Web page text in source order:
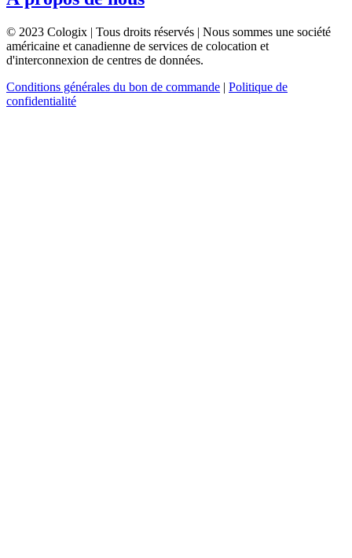
© 2023 Cologix | Tous droits réservés | Nous sommes une société
américaine et canadienne de services de colocation et
d'interconnexion de centres de données.
Conditions générales du bon de commande | Politique de
confidentialité